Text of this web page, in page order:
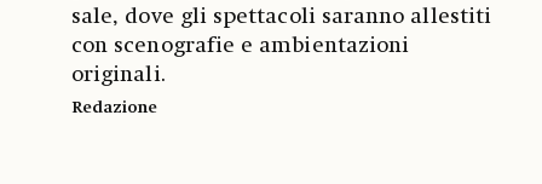
sale, dove gli spettacoli saranno allestiti
con scenografie e ambientazioni
originali.
Redazione